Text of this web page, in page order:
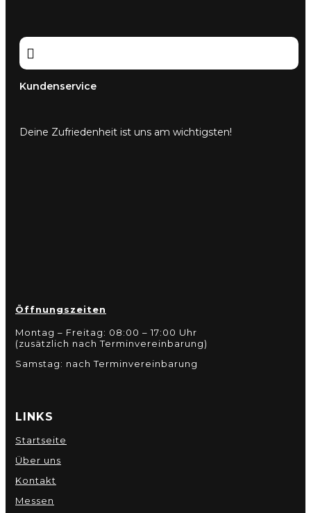

Kundenservice
Deine Zufriedenheit ist uns am wichtigsten!
Öffnungszeiten
Montag – Freitag: 08:00 – 17:00 Uhr
(zusätzlich nach Terminvereinbarung)
Samstag: nach Terminvereinbarung
LINKS
Startseite
Über uns
Kontakt
Messen